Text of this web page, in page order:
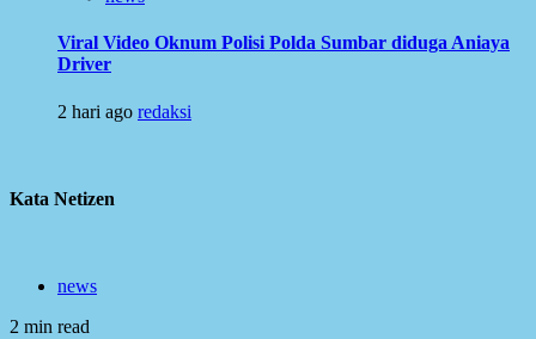
Viral Video Oknum Polisi Polda Sumbar diduga Aniaya
Driver
2 hari ago redaksi
Kata Netizen
news
2 min read